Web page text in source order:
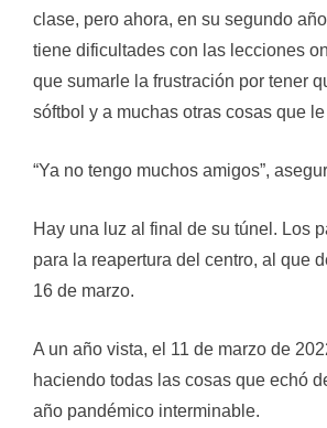
clase, pero ahora, en su segundo
tiene dificultades con las lecciones
que sumarle la frustración por tener
sóftbol y a muchas otras cosas que
“Ya no tengo muchos amigos”,
Hay una luz al final de su túnel. Los
para la reapertura del centro, al que
16 de marzo.
A un año vista, el 11 de marzo de
haciendo todas las cosas que echó
año pandémico interminable.